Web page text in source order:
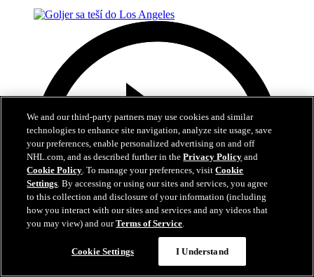
We and our third-party partners may use cookies and similar
technologies to enhance site navigation, analyze site usage, save
your preferences, enable personalized advertising on and off
NHL.com, and as described further in thePrivacy Policy and
Cookie Policy. To manage your preferences, visitCookie
Settings. By accessing or using our sites and services, you agree
to this collection and disclosure of your information (including
how you interact with our sites and services and any videos that
you may view) and ourTerms of Service.
Cookie Settings I Understand